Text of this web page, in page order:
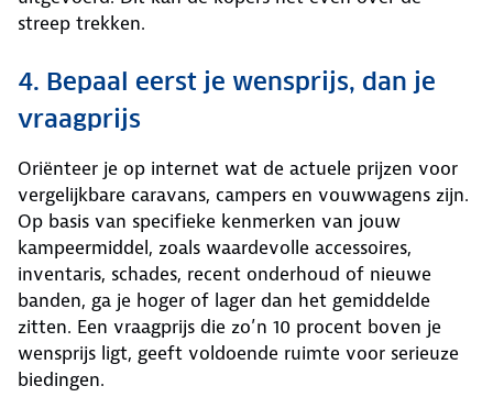
streep trekken.
4. Bepaal eerst je wensprijs, dan je
vraagprijs
Oriënteer je op internet wat de actuele prijzen voor
vergelijkbare caravans, campers en vouwwagens zijn.
Op basis van specifieke kenmerken van jouw
kampeermiddel, zoals waardevolle accessoires,
inventaris, schades, recent onderhoud of nieuwe
banden, ga je hoger of lager dan het gemiddelde
zitten. Een vraagprijs die zo’n 10 procent boven je
wensprijs ligt, geeft voldoende ruimte voor serieuze
biedingen.